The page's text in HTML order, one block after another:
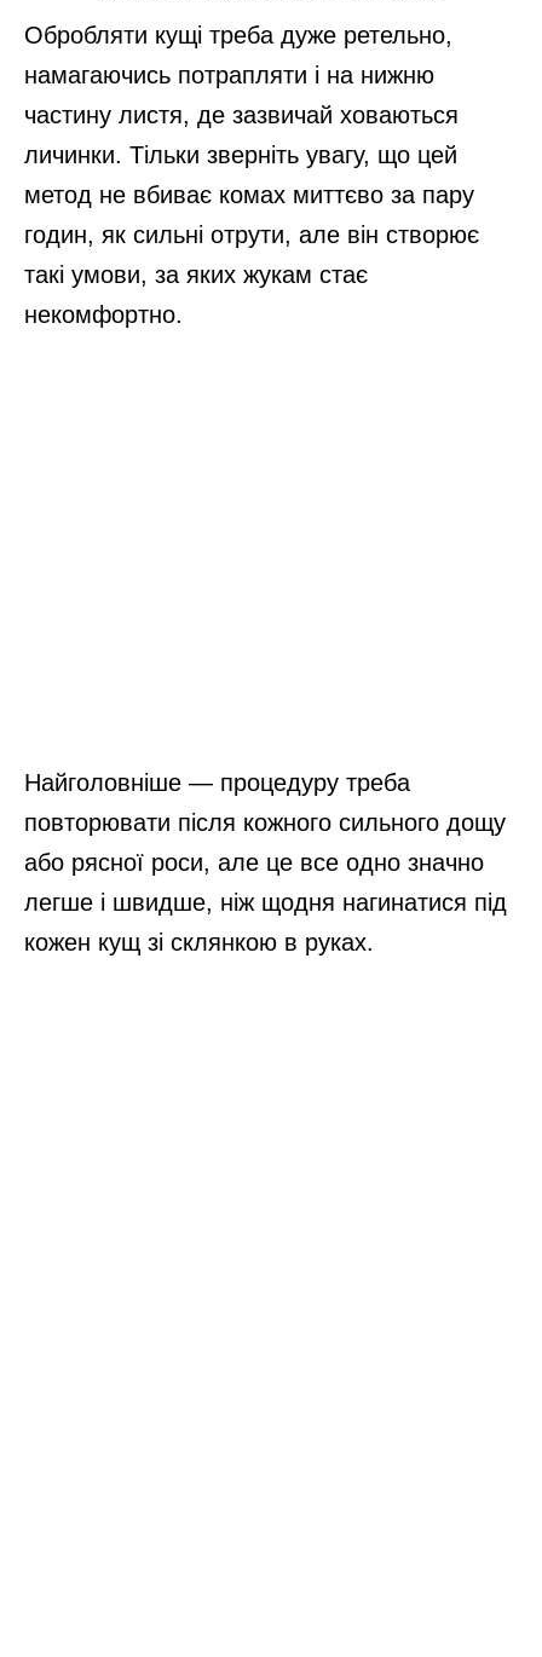
Обробляти кущі треба дуже ретельно,
намагаючись потрапляти і на нижню
частину листя, де зазвичай ховаються
личинки. Тільки зверніть увагу, що цей
метод не вбиває комах миттєво за пару
годин, як сильні отрути, але він створює
такі умови, за яких жукам стає
некомфортно.
Найголовніше — процедуру треба
повторювати після кожного сильного дощу
або рясної роси, але це все одно значно
легше і швидше, ніж щодня нагинатися під
кожен кущ зі склянкою в руках.